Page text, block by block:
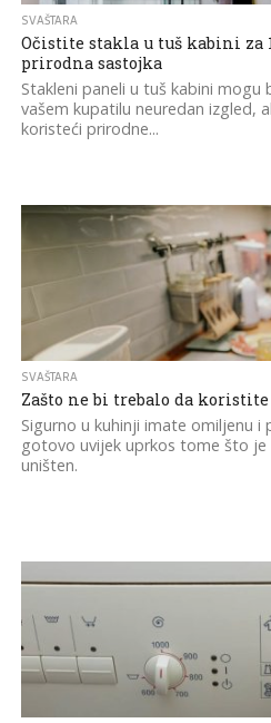
SVAŠTARA
Očistite stakla u tuš kabini za
prirodna sastojka
Stakleni paneli u tuš kabini
vašem kupatilu neuredan izgled,
koristeći prirodne...
SVAŠTARA
Zašto ne bi trebalo da
Sigurno u kuhinji imate omiljenu
gotovo uvijek uprkos tome što je
uništen.